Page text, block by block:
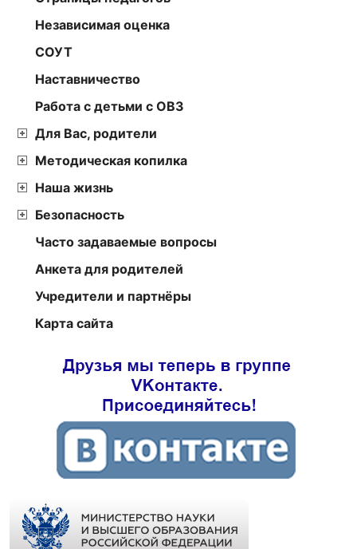
Независимая оценка
СОУТ
Наставничество
Работа с детьми с ОВЗ
Для Вас, родители
Методическая копилка
Наша жизнь
Безопасность
Часто задаваемые вопросы
Анкета для родителей
Учредители и партнёры
Карта сайта